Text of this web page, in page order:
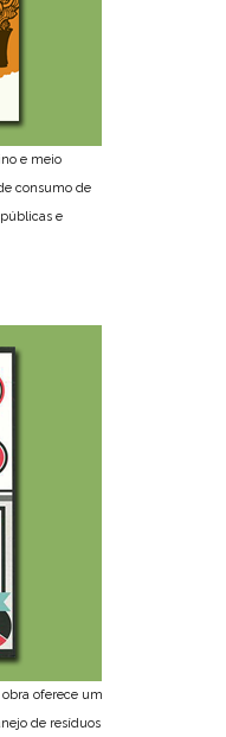
e meio
consumo de
e
oferece um
de resíduos